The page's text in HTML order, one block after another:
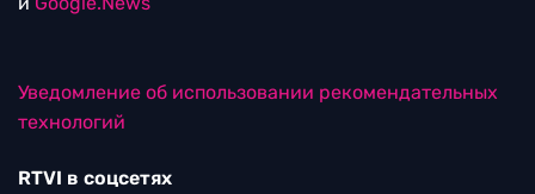
Уведомление об использовании рекомендательных
технологий
RTVI в соцсетях